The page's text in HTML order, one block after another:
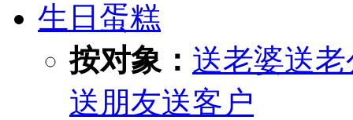
生日蛋糕
按对象： 送老婆送老
送朋友送客户